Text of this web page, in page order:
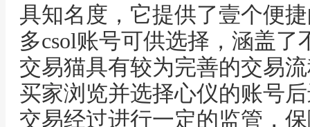
具知名度，它提供了壹个便
多csol账号可供选择，涵盖
交易猫具有较为完善的交易
买家浏览并选择心仪的账号
交易经过进行一定的监管，